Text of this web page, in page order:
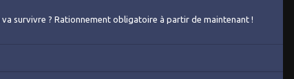
va survivre ? Rationnement obligatoire à partir de maintenant !